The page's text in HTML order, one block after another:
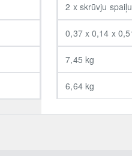
2 x skrūvju
0,37 x 0,14 x
7,45 kg
6,64 kg